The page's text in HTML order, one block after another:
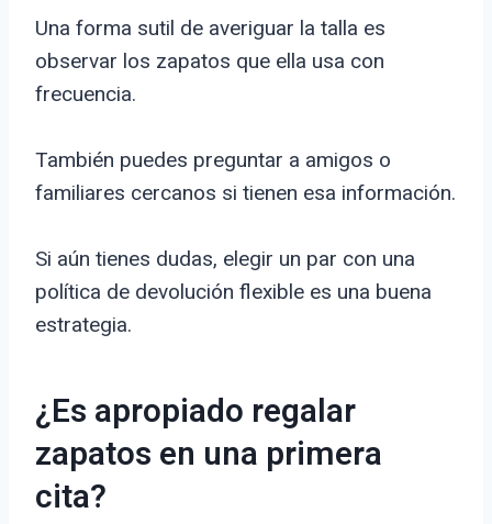
Una forma sutil de averiguar la talla es
observar los zapatos que ella usa con
frecuencia.
También puedes preguntar a amigos o
familiares cercanos si tienen esa información.
Si aún tienes dudas, elegir un par con una
política de devolución flexible es una buena
estrategia.
¿Es apropiado regalar
zapatos en una primera
cita?